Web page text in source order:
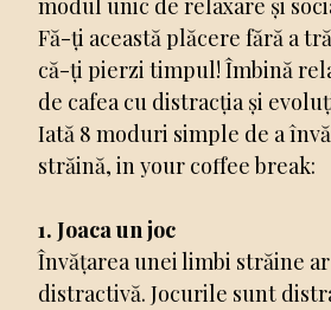
modul unic de relaxare și
Fă-ți această plăcere fără a
că-ți pierzi timpul! Îmbină
de cafea cu distracția și
Iată 8 moduri simple de a
străină, in your coffee break:
1. Joaca un joc
Învățarea unei limbi străine
distractivă. Jocurile sunt